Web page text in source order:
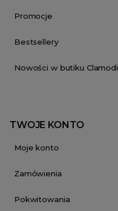
Promocje
Bestsellery
Nowości w butiku Clamodi
TWOJE KONTO
Moje konto
Zamówienia
Pokwitowania